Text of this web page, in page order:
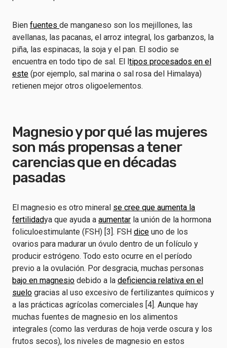
Bien fuentes de manganeso son los mejillones, las
avellanas, las pacanas, el arroz integral, los garbanzos, la
piña, las espinacas, la soja y el pan. El sodio se
encuentra en todo tipo de sal. El ltipos procesados en el
este (por ejemplo, sal marina o sal rosa del Himalaya)
retienen mejor otros oligoelementos.
Magnesio y por qué las mujeres
son más propensas a tener
carencias que en décadas
pasadas
El magnesio es otro mineral se cree que aumenta la
fertilidadya que ayuda a aumentar la unión de la hormona
foliculoestimulante (FSH) [3]. FSH dice uno de los
ovarios para madurar un óvulo dentro de un folículo y
producir estrógeno. Todo esto ocurre en el período
previo a la ovulación. Por desgracia, muchas personas
bajo en magnesio debido a la deficiencia relativa en el
suelo gracias al uso excesivo de fertilizantes químicos y
a las prácticas agrícolas comerciales [4]. Aunque hay
muchas fuentes de magnesio en los alimentos
integrales (como las verduras de hoja verde oscura y los
frutos secos), los niveles de magnesio en estos